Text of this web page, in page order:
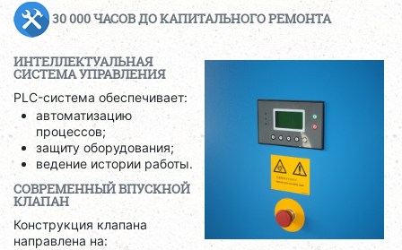
30 000 ЧАСОВ ДО КАПИТАЛЬНОГО РЕМОНТА
ИНТЕЛЛЕКТУАЛЬНАЯ
СИСТЕМА УПРАВЛЕНИЯ
PLC-система обеспечивает:
автоматизацию
процессов;
защиту оборудования;
ведение истории работы.
СОВРЕМЕННЫЙ ВПУСКНОЙ
КЛАПАН
Конструкция клапана
направлена на: